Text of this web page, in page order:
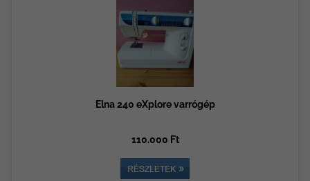
Elna 240 eXplore varrógép
110.000 Ft